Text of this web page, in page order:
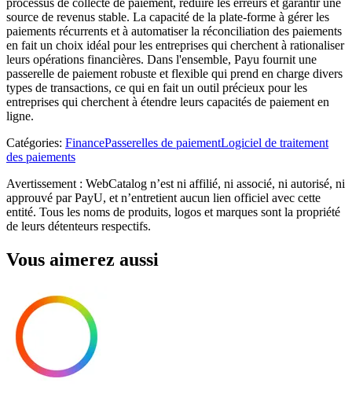
source de revenus stable. La capacité de la plate-forme à gérer les
paiements récurrents et à automatiser la réconciliation des paiements
en fait un choix idéal pour les entreprises qui cherchent à rationaliser
leurs opérations financières. Dans l'ensemble, Payu fournit une
passerelle de paiement robuste et flexible qui prend en charge divers
types de transactions, ce qui en fait un outil précieux pour les
entreprises qui cherchent à étendre leurs capacités de paiement en
ligne.
Catégories: FinancePasserelles de paiementLogiciel de traitement
des paiements
Avertissement : WebCatalog n’est ni affilié, ni associé, ni autorisé, ni
approuvé par PayU, et n’entretient aucun lien officiel avec cette
entité. Tous les noms de produits, logos et marques sont la propriété
de leurs détenteurs respectifs.
Vous aimerez aussi